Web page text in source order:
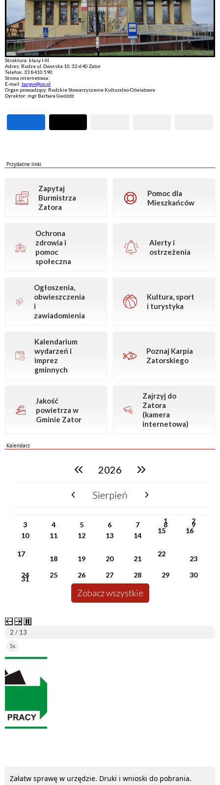
Struktura: klasy I-III
Adres: Rudze ul. Dworska 10, 32-640 Zator
Telefon: 33 8410 590
Strona internetowa:
E-mail: bargw@op.pl
Organ prowadzący: Rudzkie Stowarzyszenie Kulturalno-Oświatowe
Dyrektor: mgr Barbara Gwóźdź
Przydatne linki
Zapytaj
Burmistrza
Zatora
Pomoc dla
Mieszkańców
Ochrona
zdrowia i
pomoc
społeczna
Alerty i
ostrzeżenia
Ogłoszenia,
obwieszczenia
i
zawiadomienia
Kultura, sport
i turystyka
Kalendarium
wydarzeń i
imprez
gminnych
Poznaj Karpia
Zatorskiego
Jakość
powietrza w
Gminie Zator
Zajrzyj do
Zatora
(kamera
internetowa)
Kalendarz
poprzedni rok2026 następny rok
poprzedni miesiącSierpień następny miesiąc
1 2
3 4 5 6 7 8
9
10
11 12 13 14
15 16
17
18 19 20 21
22
23
24
25 26 27 28 29 30
31
Zobacz wszystkie
2 / 13
5s
Załatw sprawę w urzędzie. Druki i wnioski do pobrania.